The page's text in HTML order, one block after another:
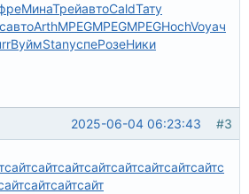
МинаТрейавтоCaldТату
автоArthMPEGMPEGMPEGHochVoyaч
ВуймStanуспеРозеНики
#3
2025-06-04 06:23:43
сайтсайтсайтсайтсайтсайтсайтсайтс
сайтсайтсайт